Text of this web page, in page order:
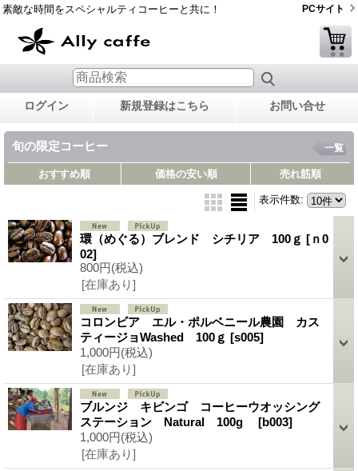
素敵な時間をスペシャルティコーヒーと共に！ PCサイト
ログイン 新規登録はこちら お問い合せ
旬の限定コーヒー 一覧
おすすめ順 価格の安い順 売れ筋順
表示件数:
環（めぐる）ブレンド シチリア 100ｇ [ｎ0
02]
800円(税込)
[在庫あり]
コロンビア エル・ポルベニール農園 カス
ティージョWashed 100ｇ [s005]
1,000円(税込)
[在庫あり]
ブルンジ キビンゴ コーヒーウオッシング
ステーション Natural 100g [b003]
1,000円(税込)
[在庫あり]